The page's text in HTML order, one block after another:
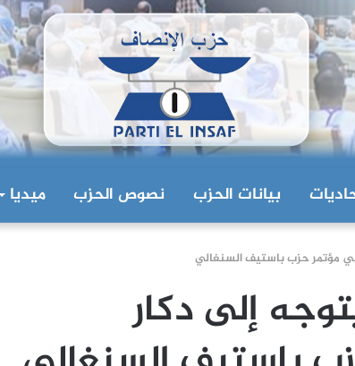
بيانات الحزب نصوص الحزب ميديا
مؤتمر حزب باستيف السنغالي
إلى دكار